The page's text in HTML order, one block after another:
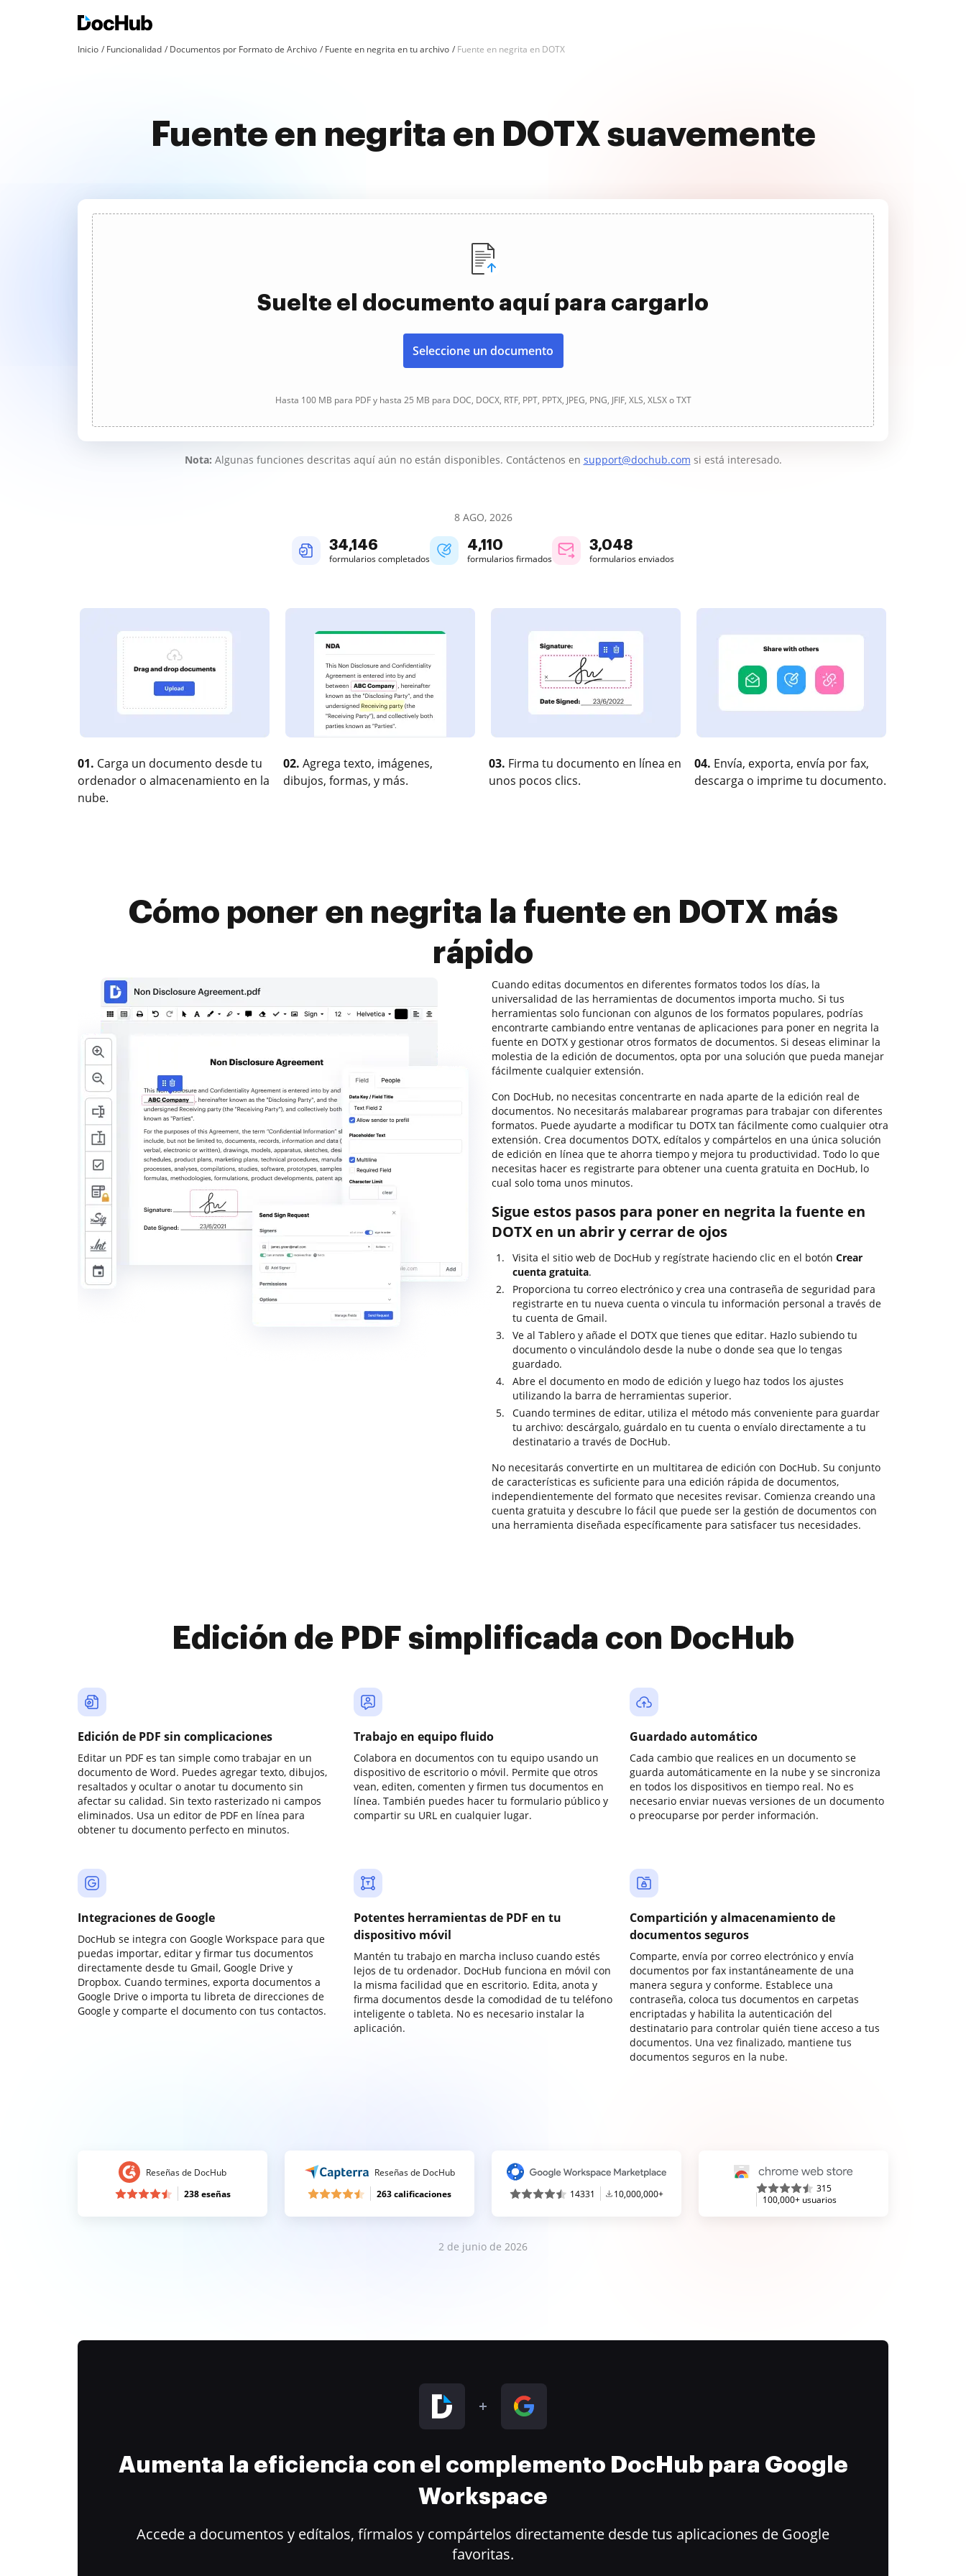
Inicio Funcionalidad Documentos por Formato de Archivo Fuente en negrita en tu archivo Fuente en negrita en DOTX
Fuente en negrita en DOTX suavemente
Suelte el documento aquí para cargarlo
Seleccione un documento
Hasta 100 MB para PDF y hasta 25 MB para DOC, DOCX, RTF, PPT, PPTX, JPEG, PNG, JFIF, XLS, XLSX o TXT
Nota: Algunas funciones descritas aquí aún no están disponibles. Contáctenos en support@dochub.com si está interesado.
8 AGO, 2026
34,146
formularios completados
4,110
formularios firmados
3,048
formularios enviados
01. Carga un documento desde tu
ordenador o almacenamiento en la
nube.
02. Agrega texto, imágenes,
dibujos, formas, y más.
03. Firma tu documento en línea en
unos pocos clics.
04. Envía, exporta, envía por fax,
descarga o imprime tu documento.
Cómo poner en negrita la fuente en DOTX más
rápido
Cuando editas documentos en diferentes formatos todos los días, la
universalidad de las herramientas de documentos importa mucho. Si tus
herramientas solo funcionan con algunos de los formatos populares, podrías
encontrarte cambiando entre ventanas de aplicaciones para poner en negrita la
fuente en DOTX y gestionar otros formatos de documentos. Si deseas eliminar la
molestia de la edición de documentos, opta por una solución que pueda manejar
fácilmente cualquier extensión.
Con DocHub, no necesitas concentrarte en nada aparte de la edición real de
documentos. No necesitarás malabarear programas para trabajar con diferentes
formatos. Puede ayudarte a modificar tu DOTX tan fácilmente como cualquier otra
extensión. Crea documentos DOTX, edítalos y compártelos en una única solución
de edición en línea que te ahorra tiempo y mejora tu productividad. Todo lo que
necesitas hacer es registrarte para obtener una cuenta gratuita en DocHub, lo
cual solo toma unos minutos.
Sigue estos pasos para poner en negrita la fuente en
DOTX en un abrir y cerrar de ojos
Visita el sitio web de DocHub y regístrate haciendo clic en el botón Crear
cuenta gratuita.
Proporciona tu correo electrónico y crea una contraseña de seguridad para
registrarte en tu nueva cuenta o vincula tu información personal a través de
tu cuenta de Gmail.
Ve al Tablero y añade el DOTX que tienes que editar. Hazlo subiendo tu
documento o vinculándolo desde la nube o donde sea que lo tengas
guardado.
Abre el documento en modo de edición y luego haz todos los ajustes
utilizando la barra de herramientas superior.
Cuando termines de editar, utiliza el método más conveniente para guardar
tu archivo: descárgalo, guárdalo en tu cuenta o envíalo directamente a tu
destinatario a través de DocHub.
No necesitarás convertirte en un multitarea de edición con DocHub. Su conjunto
de características es suficiente para una edición rápida de documentos,
independientemente del formato que necesites revisar. Comienza creando una
cuenta gratuita y descubre lo fácil que puede ser la gestión de documentos con
una herramienta diseñada específicamente para satisfacer tus necesidades.
Edición de PDF simplificada con DocHub
Edición de PDF sin complicaciones
Editar un PDF es tan simple como trabajar en un
documento de Word. Puedes agregar texto, dibujos,
resaltados y ocultar o anotar tu documento sin
afectar su calidad. Sin texto rasterizado ni campos
eliminados. Usa un editor de PDF en línea para
obtener tu documento perfecto en minutos.
Trabajo en equipo fluido
Colabora en documentos con tu equipo usando un
dispositivo de escritorio o móvil. Permite que otros
vean, editen, comenten y firmen tus documentos en
línea. También puedes hacer tu formulario público y
compartir su URL en cualquier lugar.
Guardado automático
Cada cambio que realices en un documento se
guarda automáticamente en la nube y se sincroniza
en todos los dispositivos en tiempo real. No es
necesario enviar nuevas versiones de un documento
o preocuparse por perder información.
Integraciones de Google
DocHub se integra con Google Workspace para que
puedas importar, editar y firmar tus documentos
directamente desde tu Gmail, Google Drive y
Dropbox. Cuando termines, exporta documentos a
Google Drive o importa tu libreta de direcciones de
Google y comparte el documento con tus contactos.
Potentes herramientas de PDF en tu
dispositivo móvil
Mantén tu trabajo en marcha incluso cuando estés
lejos de tu ordenador. DocHub funciona en móvil con
la misma facilidad que en escritorio. Edita, anota y
firma documentos desde la comodidad de tu teléfono
inteligente o tableta. No es necesario instalar la
aplicación.
Compartición y almacenamiento de
documentos seguros
Comparte, envía por correo electrónico y envía
documentos por fax instantáneamente de una
manera segura y conforme. Establece una
contraseña, coloca tus documentos en carpetas
encriptadas y habilita la autenticación del
destinatario para controlar quién tiene acceso a tus
documentos. Una vez finalizado, mantiene tus
documentos seguros en la nube.
Reseñas de DocHub
238 eseñas
Reseñas de DocHub
263 calificaciones
14331 10,000,000+
315
100,000+ usuarios
2 de junio de 2026
Aumenta la eficiencia con el complemento DocHub para Google
Workspace
Accede a documentos y edítalos, fírmalos y compártelos directamente desde tus aplicaciones de Google
favoritas.